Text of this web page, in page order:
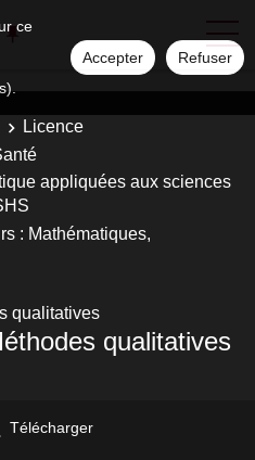
ce
Accepter Refuser
Licence
appliquées aux sciences
: Mathématiques,
qualitatives
qualitatives
Télécharger